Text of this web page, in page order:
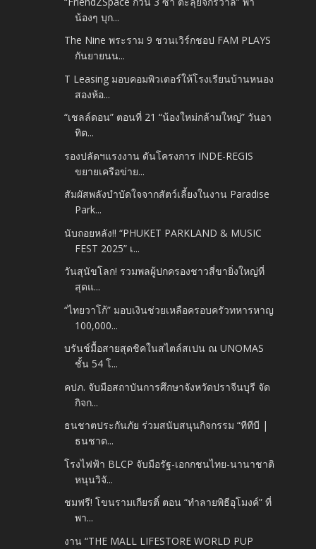
น้องๆ บุก...
The Nine พระราม 9 ชวนเวิร์กชอป FAM PLAYS
กันยายนน...
T Leasing มอบคอมพิวเตอร์ให้โรงเรียนบ้านหนอง
สองห้อ...
“เชลล์ดอน” ตอนที่ 21 “น้องใหม่กล้ามใหญ่” วันอา
ทิต...
รองปลัดฯแรงงาน ดันโครงการ INDE-REGIS
ขยายเครือข่าย...
สัมผัสพลังบำบัดใจจากสัตว์เลี้ยงในงาน Paradise
Park...
นับถอยหลัง!! “PHUKET PARKLAND & MUSIC
FEST 2025” เ...
วันสุนัขโลก! รวมพลผู้ปกครองชาวสี่ขายิ่งใหญ่ที่
สุดแ...
“ไทยวาโก้” มอบเงินช่วยเหลือครอบครัวทหารหาญ
100,000...
บรันช์มื้อสายสุดชิคในสไตล์สเปน ณ UNOMAS
ชั้น 54 โ...
คปภ. จับมือสถาบันการศึกษาจังหวัดปราจีนบุรี จัด
กิจก...
ธนชาตประกันภัย ร่วมสนับสนุนกิจกรรม “ทีทีบี |
ธนชาต...
โรงไฟฟ้า BLCP จับมือรัฐ-เอกกชนไทย-นานาชาติ
หนุนวิจั...
ชมฟรี! โขนรามเกียรติ์ ตอน “ทำลายพิธีอุโมงค์” ที่
พา...
งาน “THE MALL LIFESTORE WORLD PUP